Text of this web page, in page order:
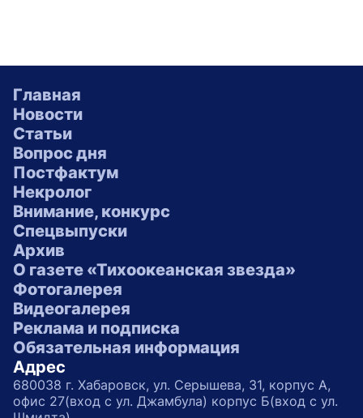
Главная
Новости
Статьи
Вопрос дня
Постфактум
Некролог
Внимание, конкурс
Спецвыпуски
Архив
О газете «Тихоокеанская звезда»
Фотогалерея
Видеогалерея
Реклама и подписка
Обязательная информация
Адрес
680038 г. Хабаровск, ул. Серышева, 31, корпус А,
офис 27(вход с ул. Джамбула) корпус Б(вход с ул.